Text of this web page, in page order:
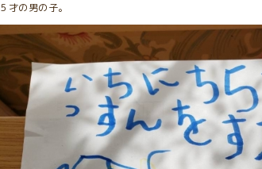
５才の男の子。